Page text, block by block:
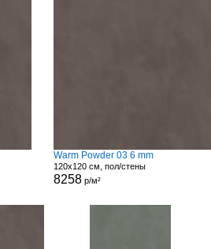
Warm Powder 03 6 mm
120x120 см, пол/стены
8258р/м²